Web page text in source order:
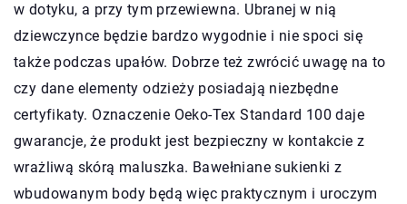
w dotyku, a przy tym przewiewna. Ubranej w nią
dziewczynce będzie bardzo wygodnie i nie spoci się
także podczas upałów. Dobrze też zwrócić uwagę na to
czy dane elementy odzieży posiadają niezbędne
certyfikaty. Oznaczenie Oeko-Tex Standard 100 daje
gwarancje, że produkt jest bezpieczny w kontakcie z
wrażliwą skórą maluszka. Bawełniane sukienki z
wbudowanym body będą więc praktycznym i uroczym